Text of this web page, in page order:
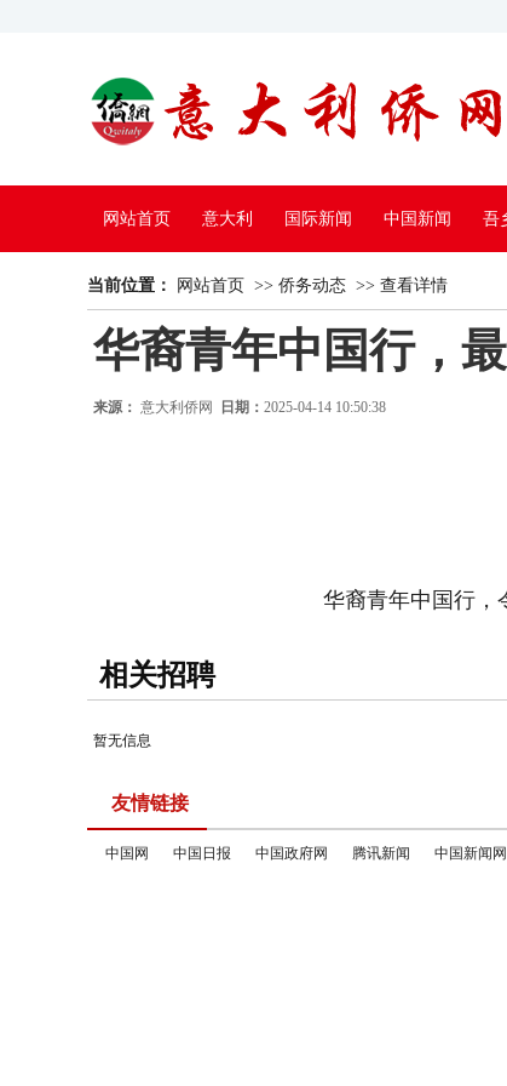
网站首页 意大利 国际新闻 中国新闻 吾
中国电视
当前位置： 网站首页 >> 侨务动态 >> 查看详情
华裔青年中国行，
来源： 意大利侨网 日期： 2025-04-14 10:50:38
华裔青年中国行，
相关招聘
暂无信息
友情链接
中国网 中国日报 中国政府网 腾讯新闻 中国新闻网